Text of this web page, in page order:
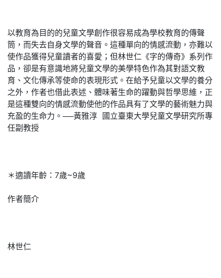
以教育為目的的兒童文學創作很容易成為學校教育的傳聲
筒，而失去自身文學的聲音。這種單向的情感流動，亦難以
使作品獲得兒童讀者的喜愛；但林世仁《字的傳奇》系列作
品，卻是有意識地將兒童文學的美學特色作為其對語文教
育、文化傳承等使命的表現形式。在給予兒童以文學的養分
之外，作者也借此表述、體味著生命的躍動與哲學思維，正
是這種雙向的情感流動使他的作品具有了文學的藝術魅力與
充盈的生命力。──黃雅淳 國立臺東大學兒童文學研究所專
任副教授
＊適讀年齡：7歲~9歲
作者簡介
林世仁